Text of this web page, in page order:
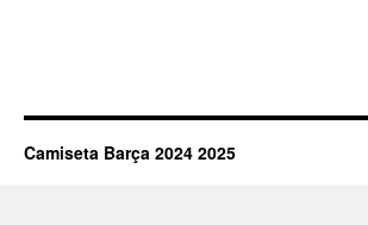
Camiseta Barça 2024 2025